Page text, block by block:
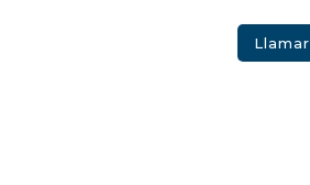
Llamar